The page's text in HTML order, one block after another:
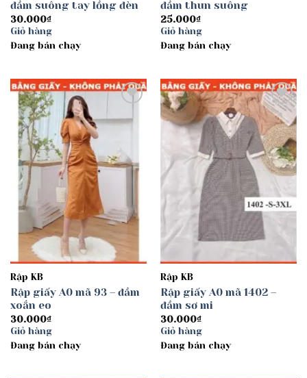
đầm suông tay lồng đèn
30.000₫
Giỏ hàng
Đang bán chạy
đầm thun suông
25.000₫
Giỏ hàng
Đang bán chạy
wishlist
Rập KB
Rập giấy A0 mã 93 – đầm
xoắn eo
30.000₫
Giỏ hàng
Đang bán chạy
Add to
wishlist
Rập KB
Rập giấy A0 mã 1402 –
đầm sơ mi
30.000₫
Giỏ hàng
Đang bán chạy